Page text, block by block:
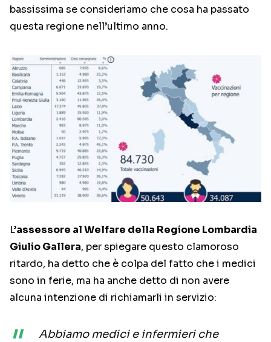
bassissima se consideriamo che cosa ha passato
questa regione nell’ultimo anno.
L’assessore al Welfare della Regione Lombardia
Giulio Gallera, per spiegare questo clamoroso
ritardo, ha detto che è colpa del fatto che i medici
sono in ferie, ma ha anche detto di non avere
alcuna intenzione di richiamarli in servizio:
Abbiamo medici e infermieri che